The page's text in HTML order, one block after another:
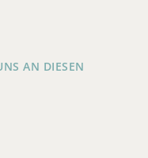
AN DIESEN